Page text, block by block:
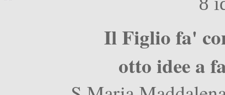
Il Figlio fa'
otto idee a